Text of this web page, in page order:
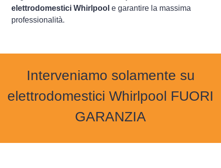
elettrodomestici Whirlpool e garantire la massima
professionalità.
Interveniamo solamente su
elettrodomestici Whirlpool FUORI
GARANZIA